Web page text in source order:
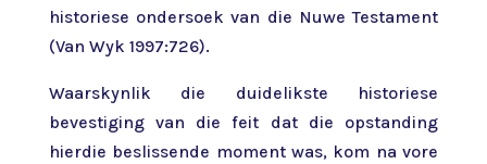
historiese ondersoek van die Nuwe Testament
(Van Wyk 1997:726).
Waarskynlik die duidelikste historiese
bevestiging van die feit dat die opstanding
hierdie beslissende moment was, kom na vore